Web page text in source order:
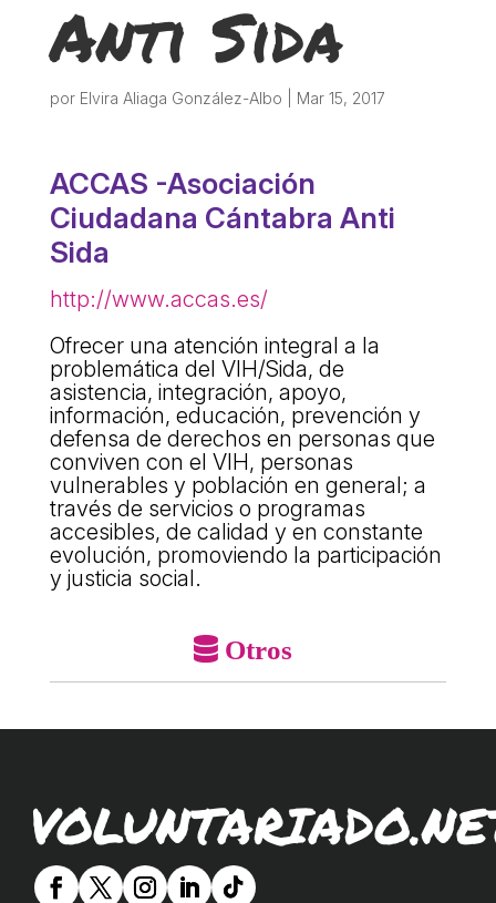
Anti Sida
por Elvira Aliaga González-Albo Mar 15, 2017
ACCAS -Asociación
Ciudadana Cántabra Anti
Sida
http://www.accas.es/
Ofrecer una atención integral a la
problemática del VIH/Sida, de
asistencia, integración, apoyo,
información, educación, prevención y
defensa de derechos en personas que
conviven con el VIH, personas
vulnerables y población en general; a
través de servicios o programas
accesibles, de calidad y en constante
evolución, promoviendo la participación
y justicia social.
Otros
ACCIÓ SOCIAL I JOVES
ESPLAIS
SUPORT TERCER SECTOR
CONEIX FUNDESPLAI
La Fundació
L'equip
Missió i valors
Proposta educativa
Butlletins
Diari de la Fundació